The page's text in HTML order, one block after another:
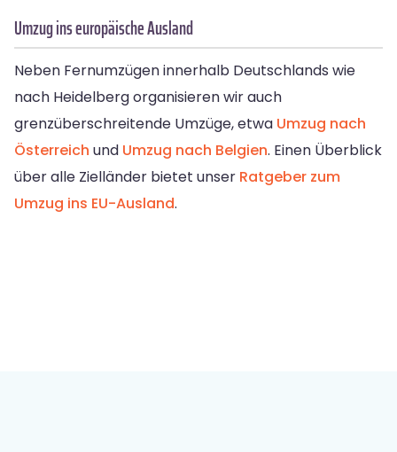
Umzug ins europäische Ausland
Neben Fernumzügen innerhalb Deutschlands wie
nach Heidelberg organisieren wir auch
grenzüberschreitende Umzüge, etwa Umzug nach
Österreich und Umzug nach Belgien. Einen Überblick
über alle Zielländer bietet unser Ratgeber zum
Umzug ins EU-Ausland.